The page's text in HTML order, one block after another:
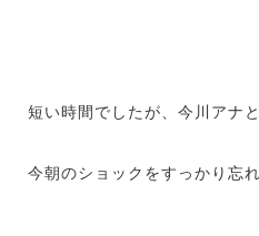
短い時間でしたが、今川アナ
今朝のショックをすっかり忘